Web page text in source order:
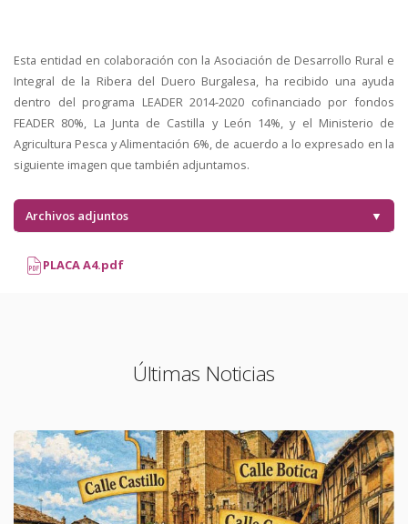
Esta entidad en colaboración con la Asociación de Desarrollo Rural e
Integral de la Ribera del Duero Burgalesa, ha recibido una ayuda
dentro del programa LEADER 2014-2020 cofinanciado por fondos
FEADER 80%, La Junta de Castilla y León 14%, y el Ministerio de
Agricultura Pesca y Alimentación 6%, de acuerdo a lo expresado en la
siguiente imagen que también adjuntamos.
Archivos adjuntos ▼
PLACA A4.pdf
Últimas Noticias